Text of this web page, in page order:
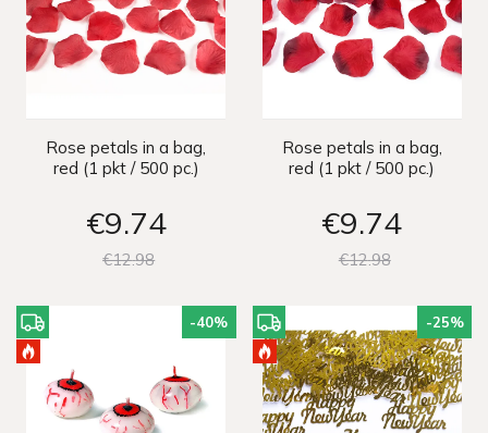
Rose petals in a bag,
red (1 pkt / 500 pc.)
€9 74
€1298
Rose petals in a bag,
red (1 pkt / 500 pc.)
€9 74
€1298
-40% -25%